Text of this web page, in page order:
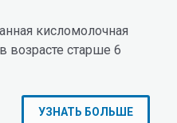
кисломолочная
возрасте старше 6
УЗНАТЬ БОЛЬШЕ